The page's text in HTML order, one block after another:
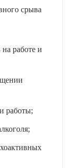
срыва
работе и
работы;